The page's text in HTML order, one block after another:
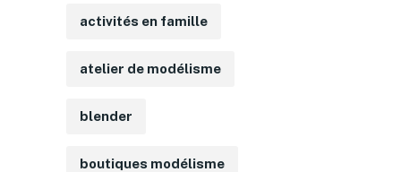
activités en famille
atelier de modélisme
blender
boutiques modélisme